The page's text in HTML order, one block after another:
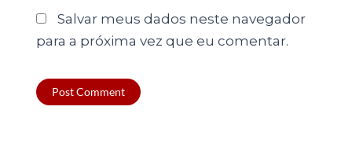
Salvar meus dados neste navegador
para a próxima vez que eu comentar.